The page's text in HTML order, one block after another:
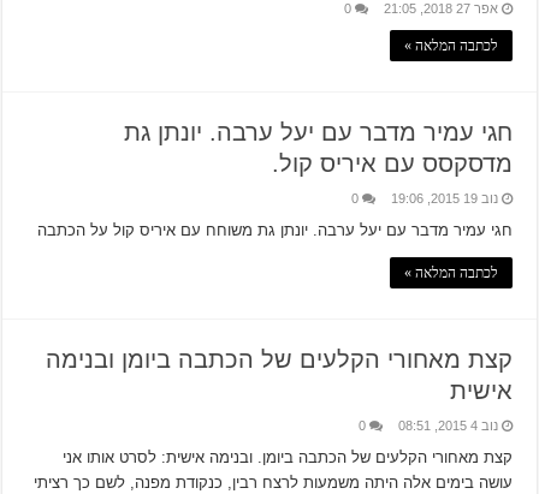
אפר 27 2018, 21:05 0
לכתבה המלאה »
חגי עמיר מדבר עם יעל ערבה. יונתן גת
מדסקסס עם איריס קול.
נוב 19 2015, 19:06 0
חגי עמיר מדבר עם יעל ערבה. יונתן גת משוחח עם איריס קול על הכתבה
לכתבה המלאה »
קצת מאחורי הקלעים של הכתבה ביומן ובנימה
אישית
נוב 4 2015, 08:51 0
קצת מאחורי הקלעים של הכתבה ביומן. ובנימה אישית: לסרט אותו אני
עושה בימים אלה היתה משמעות לרצח רבין, כנקודת מפנה, לשם כך רציתי